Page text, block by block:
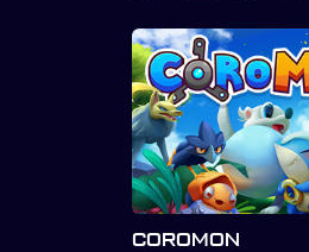
COROMON